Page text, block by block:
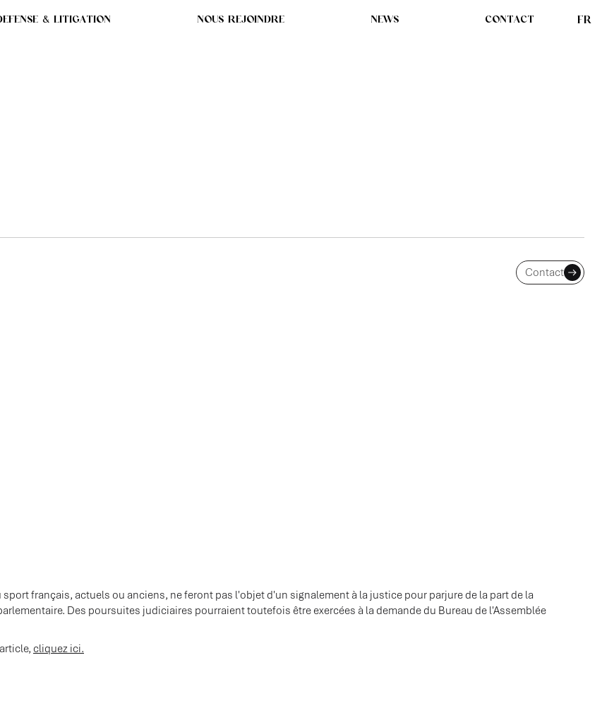
& LITIGATION NOUS REJOINDRE NEWS CONTACT FR
DE MARGAUX MATHIEU
Contact
français, actuels ou anciens, ne feront pas l'objet d'un signalement à la justice pour parjure de la part de la
Des poursuites judiciaires pourraient toutefois être exercées à la demande du Bureau de l'Assemblée
cliquez ici.